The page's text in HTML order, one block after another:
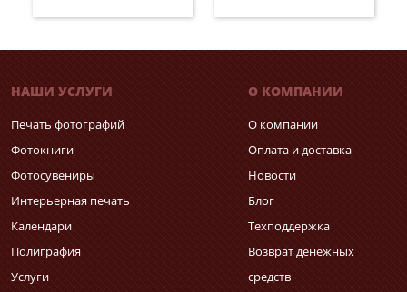
НАШИ УСЛУГИ
Печать фотографий
Фотокниги
Фотосувениры
Интерьерная печать
Календари
Полиграфия
Услуги
О КОМПАНИИ
О компании
Оплата и доставка
Новости
Блог
Техподдержка
Возврат денежных
средств